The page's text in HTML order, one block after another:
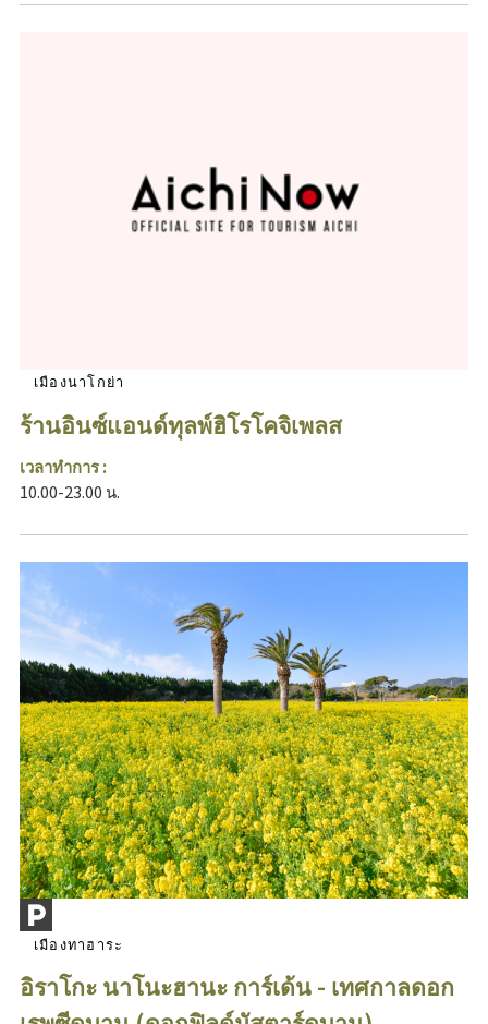
เมืองนาโกย่า
ร้านอินซ์แอนด์ทุลพ์ฮิโรโคจิเพลส
เวลาทำการ :
10.00-23.00 น.
เมืองทาฮาระ
อิราโกะ นาโนะฮานะ การ์เด้น - เทศกาลดอก